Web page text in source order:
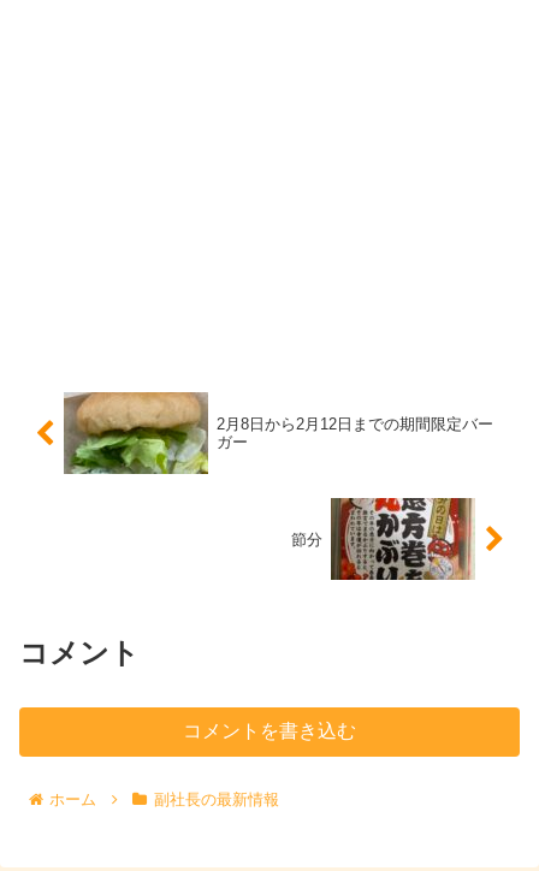
2月8日から2月12日までの期間限定バー
ガー
節分
コメント
コメントを書き込む
ホーム 副社長の最新情報